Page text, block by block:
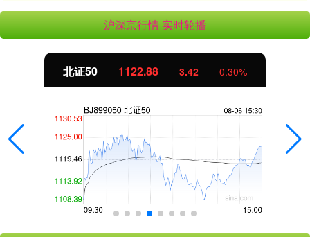
沪深京行情 实时轮播
北证50 1122.88 3.42 0.30%